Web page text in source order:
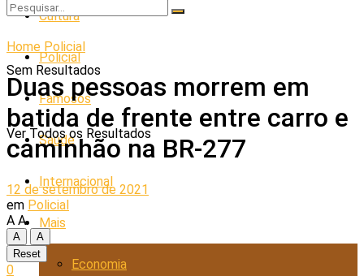
Cultura
Policial
Famosos
Saúde
Internacional
Mais
Economia
Sem Resultados
Ver Todos os Resultados
Home Policial
Duas pessoas morrem em
batida de frente entre carro e
caminhão na BR-277
12 de setembro de 2021
em Policial
A A
A
A
Reset
0